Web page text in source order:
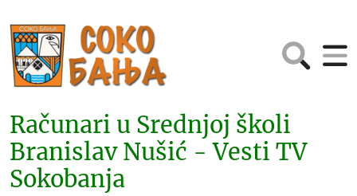
Računari u Srednjoj školi
Branislav Nušić - Vesti TV
Sokobanja